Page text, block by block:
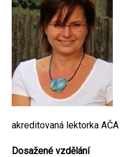
akreditovaná lektorka
Dosažené vzdělání